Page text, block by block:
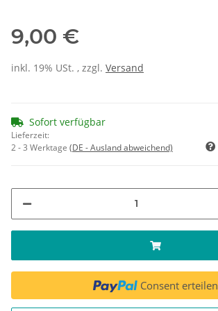
9,00 €
inkl. 19% USt. , zzgl. Versand
Sofort verfügbar
Lieferzeit:
2 - 3 Werktage (DE - Ausland abweichend)
Consent erteilen